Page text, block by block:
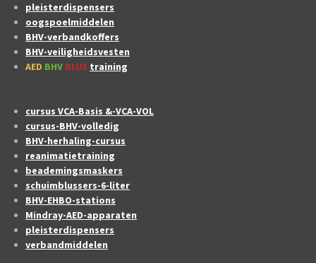
pleisterdispensers
oogspoelmiddelen
BHV-verbandkoffers
BHV-veiligheidsvesten
AED BHV BLUS training
cursus VCA-Basis &-VCA-VOL
cursus-BHV-volledig
BHV-herhaling-cursus
reanimatietraining
beademingsmaskers
schuimblussers-6-liter
BHV-EHBO-stations
Mindray-AED-apparaten
pleisterdispensers
verbandmiddelen